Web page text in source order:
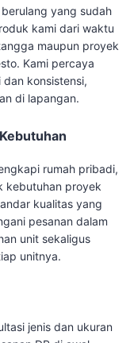
yang sudah
kami dari waktu
maupun proyek
Kami percaya
konsistensi,
di lapangan.
rumah pribadi,
kebutuhan proyek
kualitas yang
pesanan dalam
unit sekaligus
unitnya.
jenis dan ukuran